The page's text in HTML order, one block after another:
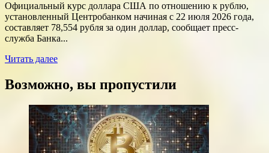
Официальный курс доллара США по отношению к рублю,
установленный Центробанком начиная с 22 июля 2026 года,
составляет 78,554 рубля за один доллар, сообщает пресс-
служба Банка...
Читать далееПрочитать
Курсы
и
евро,
установленные
ЦБ
Возможно, вы пропустили